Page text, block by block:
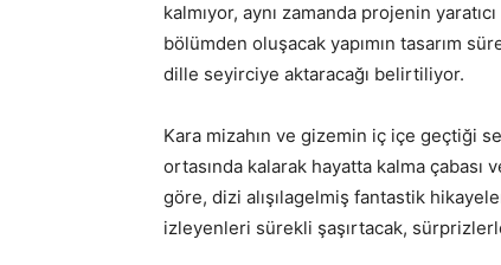
kalmıyor, aynı zamanda projenin
bölümden oluşacak yapımın tasarım
dille seyirciye aktaracağı belirtiliyor.
Kara mizahın ve gizemin iç içe geçtiği
ortasında kalarak hayatta kalma
göre, dizi alışılagelmiş fantastik
izleyenleri sürekli şaşırtacak,